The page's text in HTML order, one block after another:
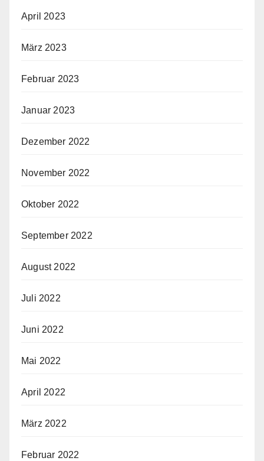
April 2023
März 2023
Februar 2023
Januar 2023
Dezember 2022
November 2022
Oktober 2022
September 2022
August 2022
Juli 2022
Juni 2022
Mai 2022
April 2022
März 2022
Februar 2022